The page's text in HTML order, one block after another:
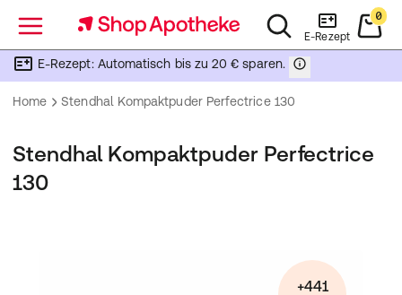
Menü E-Rezept
0
E-Rezept: Automatisch bis zu 20 € sparen.
Home Stendhal Kompaktpuder Perfectrice 130
Stendhal Kompaktpuder Perfectrice
130
+441